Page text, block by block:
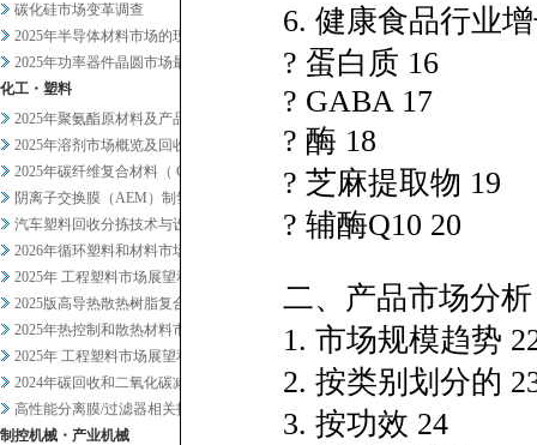
碳化硅市场变革调查
2025年半导体材料市场的现状...
2025年功率器件晶圆市场最新...
化工・塑料
2025年聚氨酯原材料及产品市...
2025年溶剂市场概览及回收相...
2025年碳纤维复合材料（ C...
阴离子交换膜（AEM）制氢及其...
汽车塑料回收分拣技术与设备调查
2026年循环塑料和材料市场新...
2025年 工程塑料市场展望和...
2025版高导热散热树脂复合材...
2025年热控制和散热材料市场...
2025年 工程塑料市场展望和...
2024年碳回收和二氧化碳减排...
高性能分离膜/过滤器相关技术和...
制控机械・产业机械
6. 健康食品行业
? 蛋白质 16
? GABA 17
? 酶 18
? 芝麻提取物 19
? 辅酶Q10 20
二、产品市场分析
1. 市场规模趋势
2. 按类别划分的
3. 按功效 24